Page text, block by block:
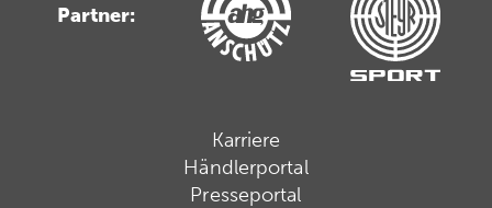
Partner:
Karriere
Händlerportal
Presseportal